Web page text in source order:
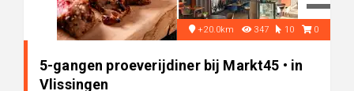
+20.0km 347 10 0
5-gangen proeverijdiner bij Markt45 • in
Vlissingen